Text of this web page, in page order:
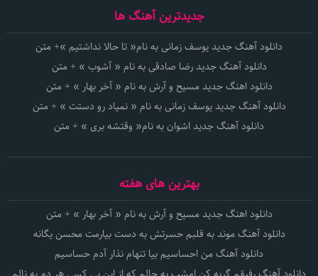
جدیدترین آهنگ ها
دانلود آهنگ جدید یوسف زمانی به نام« تا حالا نداشتیم »+ متن
دانلود آهنگ جدید رضا صادقی به نام « آشوب » + متن
دانلود اهنگ جدید مسیح و آرش به نام « آخر بهار » + متن
دانلود آهنگ جدید یوسف زمانی به نام « نمیاد رو دستت » + متن
دانلود آهنگ جدید اشوان به نام« وقتشه بری » + متن
بهترین های هفته
دانلود اهنگ جدید مسیح و آرش به نام « آخر بهار » + متن
دانلود آهنگ موند به قلبم حسرتش به دست بیارمت محسن یگانه
دانلود آهنگ من احساسیم بیا تنهام نذار آدم حساسیم